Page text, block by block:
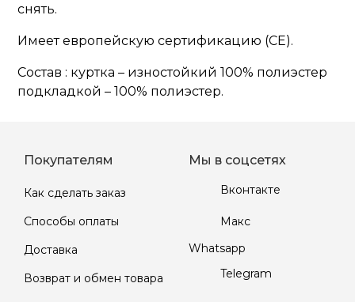
снять.
Имеет европейскую сертификацию (CE).
Состав : куртка – изностойкий 100% полиэстер
подкладкой – 100% полиэстер.
Покупателям
Как сделать заказ
Способы оплаты
Доставка
Возврат и обмен товара
Мы в соцсетях
Вконтакте
Макс
Whatsapp
Telegram